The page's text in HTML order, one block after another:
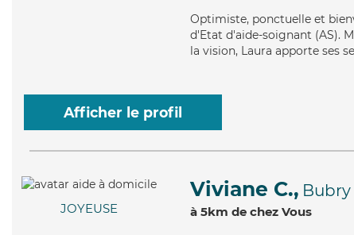
Optimiste, ponctuelle et
d'Etat d'aide-soignant (AS).
la vision, Laura apporte ses
Afficher le profil
JOYEUSE
Viviane C., Bubry
à 5km de chez Vous